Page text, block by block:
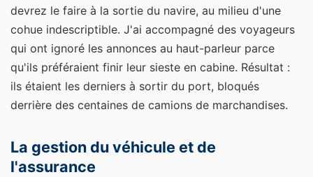
devrez le faire à la sortie du navire, au milieu d'une
cohue indescriptible. J'ai accompagné des voyageurs
qui ont ignoré les annonces au haut-parleur parce
qu'ils préféraient finir leur sieste en cabine. Résultat :
ils étaient les derniers à sortir du port, bloqués
derrière des centaines de camions de marchandises.
La gestion du véhicule et de
l'assurance